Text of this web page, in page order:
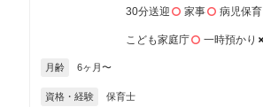
30分送迎 家事 病児保育
こども家庭庁 一時預かり
月齢 6ヶ月〜
資格・経験 保育士